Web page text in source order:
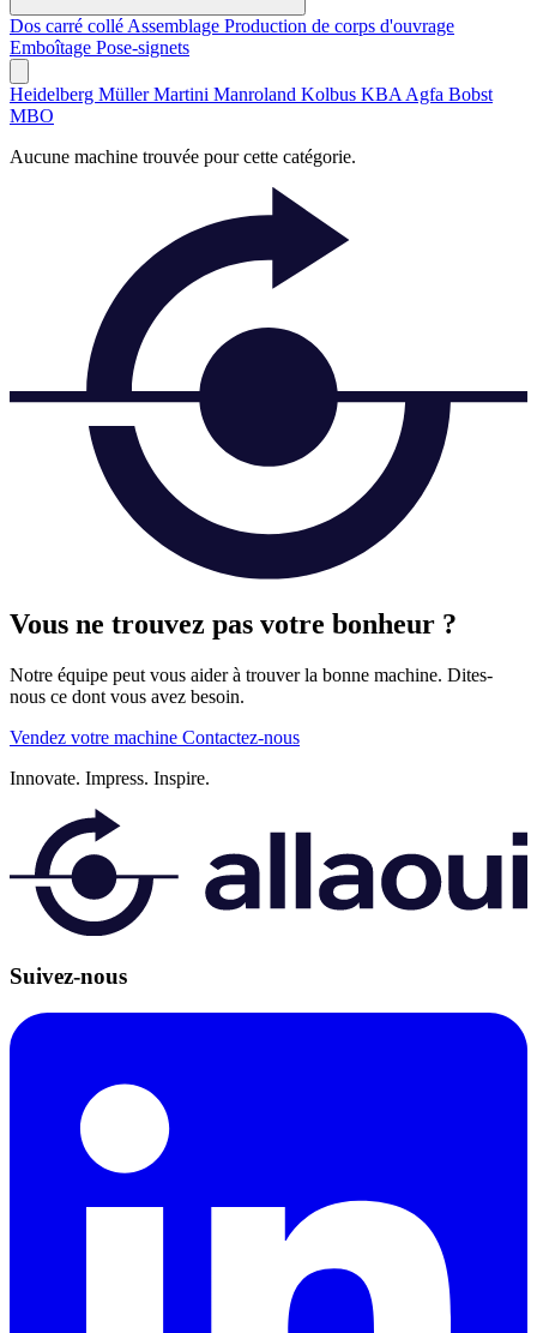
Dos carré collé Assemblage Production de corps d'ouvrage
Emboîtage Pose-signets
Heidelberg Müller Martini Manroland Kolbus KBA Agfa Bobst
MBO
Aucune machine trouvée pour cette catégorie.
Vous ne trouvez pas votre bonheur ?
Notre équipe peut vous aider à trouver la bonne machine. Dites-
nous ce dont vous avez besoin.
Vendez votre machine Contactez-nous
Innovate. Impress. Inspire.
Suivez-nous